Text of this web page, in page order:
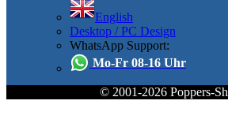
English
Desktop / PC Design
WhatsApp Support:
Mo-Fr 08-16 Uhr
© 2001-2026 Poppers-